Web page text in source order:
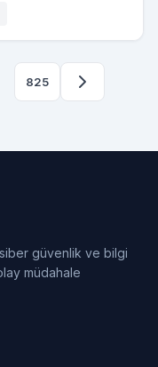
825
güvenlik ve bilgi
müdahale